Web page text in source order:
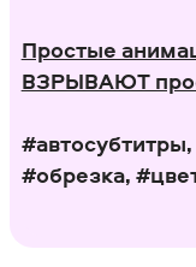
Простые
ВЗРЫВАЮТ
#обрезка,